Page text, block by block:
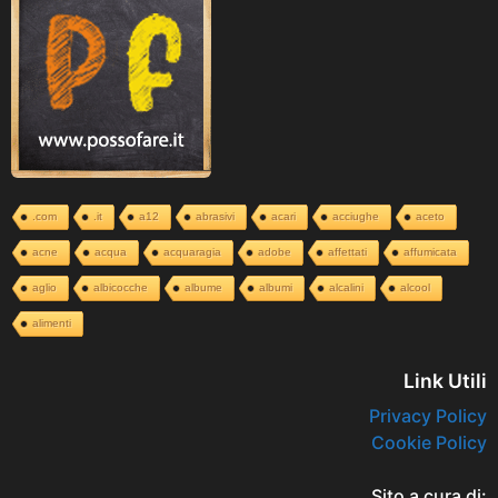
.com .it a12 abrasivi acari acciughe aceto
acne acqua acquaragia adobe affettati affumicata
aglio albicocche albume albumi alcalini alcool
alimenti
Link Utili
Privacy Policy
Cookie Policy